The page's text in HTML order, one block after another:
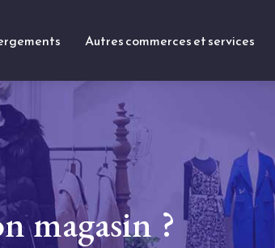
Autres commerces et services
magasin ?